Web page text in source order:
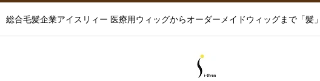
総合毛髪企業アイスリィー 医療用ウィッグからオーダーメイドウィッグまで「髪